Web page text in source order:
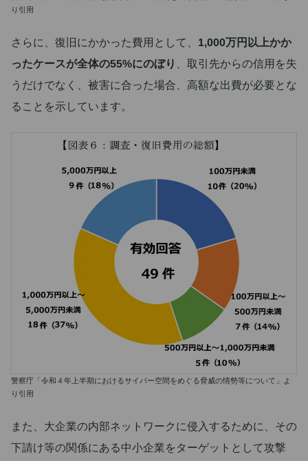
り引用
さらに、復旧にかかった費用として、 1,000万円以上かか
ったケースが全体の55%にのぼり 、取引先からの信用を失
うだけでなく、被害に合った場合、高額な出費が必要とな
ることを示しています。
警察庁「令和４年上半期におけるサイバー空間をめぐる脅威の情勢等について」よ
り引用
また、大企業の内部ネットワークに侵入するために、その
下請け等の関係にある中小企業をターゲットとして攻撃